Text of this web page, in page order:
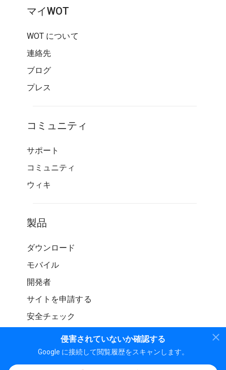
侵害されていないか確認する
Google に接続して閲覧履歴をスキャンします。
マイWOT
WOT について
連絡先
ブログ
プレス
コミュニティ
サポート
コミュニティ
ウィキ
製品
ダウンロード
モバイル
開発者
サイトを申請する
安全チェック